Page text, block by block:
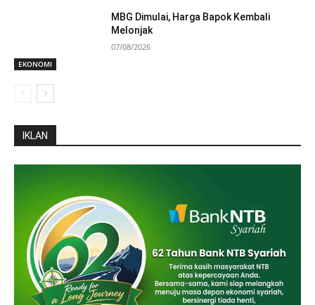
EKONOMI
MBG Dimulai, Harga Bapok Kembali
Melonjak
07/08/2026
IKLAN